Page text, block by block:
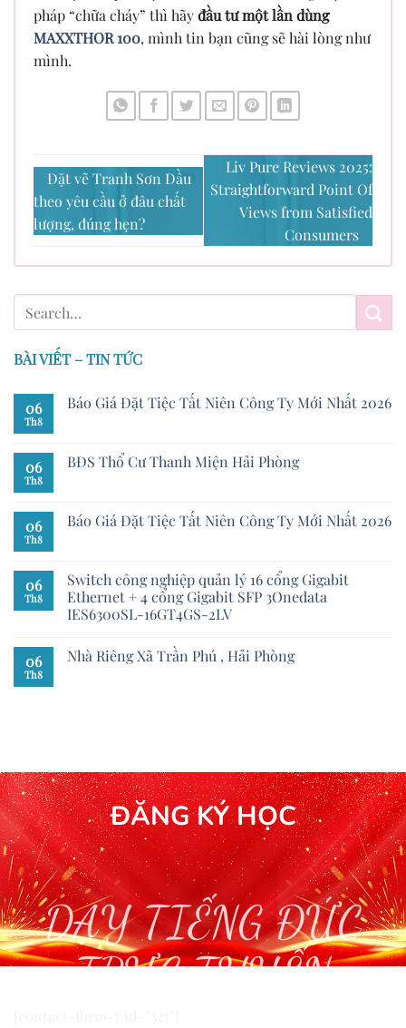
pháp “chữa cháy” thì hãyđầu tư một lần dùng
MAXXTHOR 100, mình tin bạn cũng sẽ hài lòng như
mình.
Đặt vẽ Tranh Sơn Dầu
theo yêu cầu ở đâu chất
lượng, đúng hẹn?
Liv Pure Reviews 2025:
Straightforward Point Of
Views from Satisfied
Consumers
BÀI VIẾT – TIN TỨC
06
Th8
Báo Giá Đặt Tiệc Tất Niên Công Ty Mới Nhất 2026
06
Th8
BĐS Thổ Cư Thanh Miện Hải Phòng
06
Th8
Báo Giá Đặt Tiệc Tất Niên Công Ty Mới Nhất 2026
06
Th8
Switch công nghiệp quản lý 16 cổng Gigabit
Ethernet + 4 cổng Gigabit SFP 3Onedata
IES6300SL-16GT4GS-2LV
06
Th8
Nhà Riêng Xã Trần Phú , Hải Phòng
ĐĂNG KÝ HỌC
DẠY TIẾNG ĐỨC
TRỰC TUYẾN